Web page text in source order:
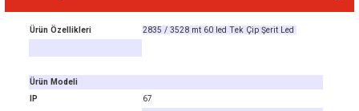
Ürün Özellikleri 2835 / 3528 mt 60 led Tek Çip Şerit Led
Ürün Modeli
IP
67